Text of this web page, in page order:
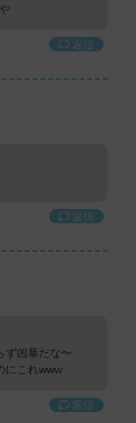
返信
返信
ず凶暴だな〜
にこれwww
返信